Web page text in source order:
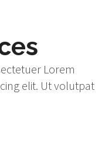
Lorem
elit. Ut volutpat